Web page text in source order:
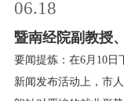
校友服务
06.18
暨南经院副教授
生喊话：降低预
要闻提炼：在6月10日
新闻发布活动上，市